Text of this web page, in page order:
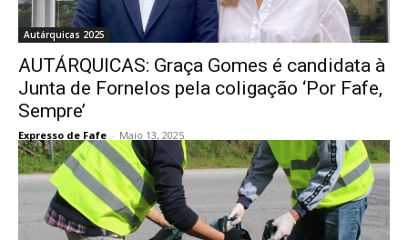
Autárquicas 2025
AUTÁRQUICAS: Graça Gomes é candidata à
Junta de Fornelos pela coligação ‘Por Fafe,
Sempre’
Expresso de Fafe - Maio 13, 2025